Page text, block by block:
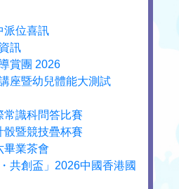
派位喜訊
訊
賞團 2026
座暨幼兒體能大測試
常識科問答比賽
骰暨競技疊杯賽
畢業茶會
共創盃」2026中國香港國